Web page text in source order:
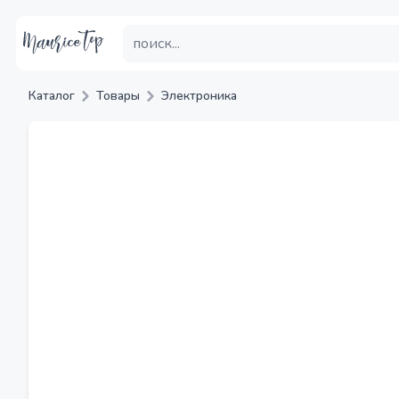
Каталог Товары Электроника